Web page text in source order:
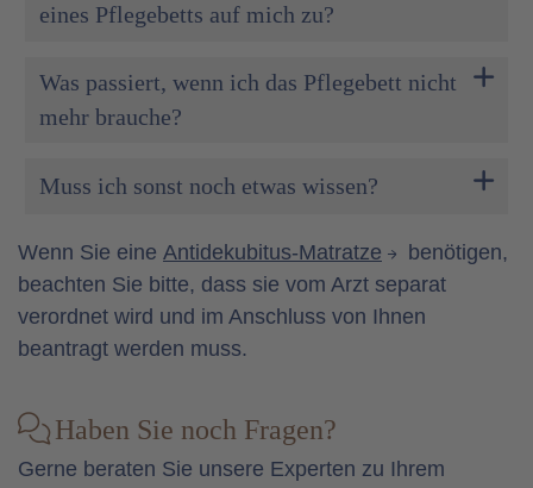
eines Pflegebetts auf mich zu?
Was passiert, wenn ich das Pflegebett nicht
mehr brauche?
Muss ich sonst noch etwas wissen?
Wenn Sie eine Antidekubitus-Matratze
benötigen,
beachten Sie bitte, dass sie vom Arzt separat
verordnet wird und im Anschluss von Ihnen
beantragt werden muss.
Haben Sie noch Fragen?
Gerne beraten Sie unsere Experten zu Ihrem